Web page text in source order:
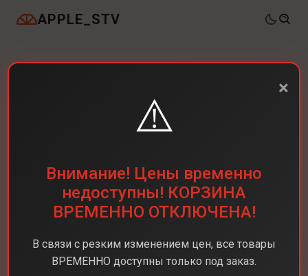
APPLE_STV
×
⚠️
Внимание! Цены временно
недоступны! КОРЗИНА
ВРЕМЕННО ОТКЛЮЧЕНА!
В связи с резким изменением цен, все товары
ВРЕМЕННО доступны только под заказ.